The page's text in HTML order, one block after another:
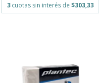
3 cuotas sin interés de $303,33